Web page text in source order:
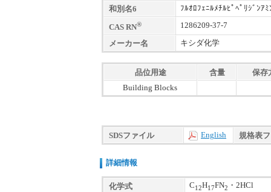
和別名6
ﾌﾙｵﾛﾌｪﾆﾙﾒﾁﾙﾋﾟﾍﾟﾘｼﾞﾝｱ
CAS RN® 1286209-37-7
メーカー名 キシダ化学
品位用途 含量
保存
Building Blocks
SDSファイル English 規格表
詳細情報
化学式 C12H17FN2 ・2HCl